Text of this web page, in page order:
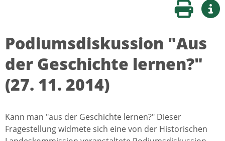
Seite
Podiumsdiskussion "Aus
der Geschichte lernen?"
(27. 11. 2014)
Kann man "aus der Geschichte lernen?" Dieser
Fragestellung widmete sich eine von der Historischen